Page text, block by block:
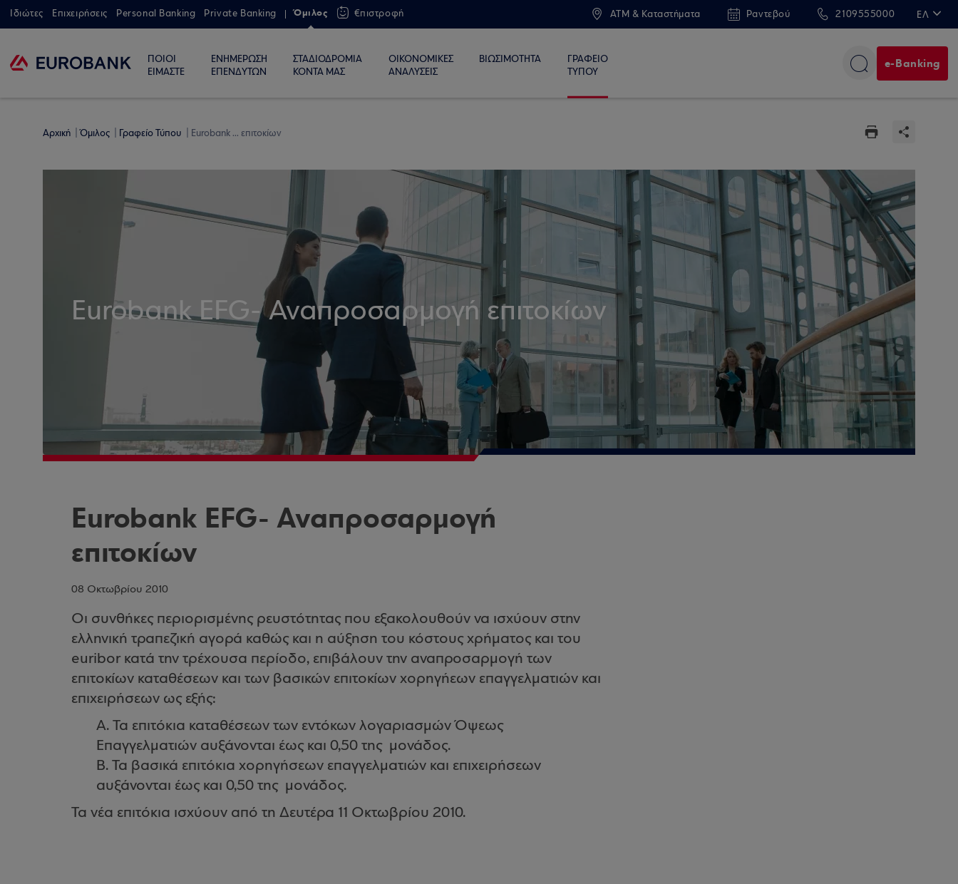
Ιδιώτες Επιχειρήσεις Personal Banking Private Banking Όμιλος €πιστροφή ATM & Καταστήματα Ραντεβού 2109555000 ΕΛ
ΠΟΙΟΙ
ΕΙΜΑΣΤΕ
ΕΝΗΜΕΡΩΣΗ
ΕΠΕΝΔΥΤΩΝ
ΣΤΑΔΙΟΔΡΟΜΙΑ
ΚΟΝΤΑ ΜΑΣ
ΟΙΚΟΝΟΜΙΚΕΣ
ΑΝΑΛΥΣΕΙΣ
ΒΙΩΣΙΜΟΤΗΤΑ
ΓΡΑΦΕΙΟ
ΤΥΠΟΥ
e-Banking
Αρχική Όμιλος Γραφείο Τύπου Eurobank ... επιτοκίων
Eurobank EFG- Αναπροσαρμογή επιτοκίων
Eurobank EFG- Αναπροσαρμογή
επιτοκίων
08 Οκτωβρίου 2010
Οι συνθήκες περιορισμένης ρευστότητας που εξακολουθούν να ισχύουν στην
ελληνική τραπεζική αγορά καθώς και η αύξηση του κόστους χρήματος και του
euribor κατά την τρέχουσα περίοδο, επιβάλουν την αναπροσαρμογή των
επιτοκίων καταθέσεων και των βασικών επιτοκίων χορηγήεων επαγγελματιών και
επιχειρήσεων ως εξής:
A. Τα επιτόκια καταθέσεων των εντόκων λογαριασμών Όψεως
Επαγγελματιών αυξάνονται έως και 0,50 της μονάδος.
B. Τα βασικά επιτόκια χορηγήσεων επαγγελματιών και επιχειρήσεων
αυξάνονται έως και 0,50 της μονάδος.
Τα νέα επιτόκια ισχύουν από τη Δευτέρα 11 Οκτωβρίου 2010.